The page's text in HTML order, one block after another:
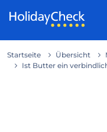
Startseite Übersicht
Ist Butter ein